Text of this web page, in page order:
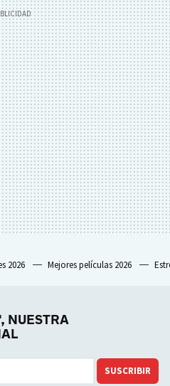
2026 Mejores películas 2026
NUESTRA
SUSCRIBIR